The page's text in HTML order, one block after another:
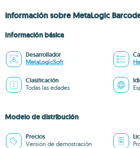
Información sobre MetaLogic
Información básica
Desarrollador
MetaLogicSoft
Clasificación
Todas las edades
Modelo de distribución
Precios
Versión de demostración